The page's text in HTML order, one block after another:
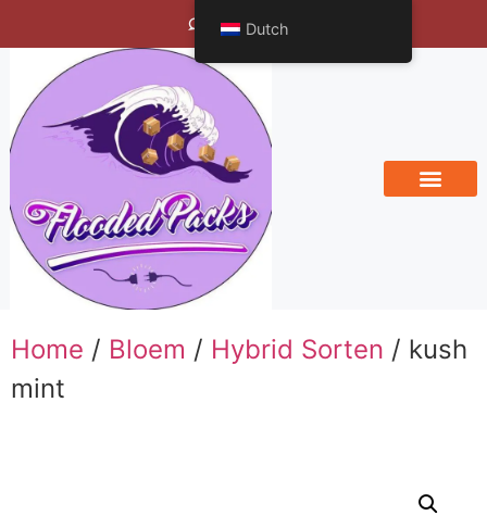
Bengals Vineyard
Home / Bloem / Hybrid Sorten / kush
mint
Dutch